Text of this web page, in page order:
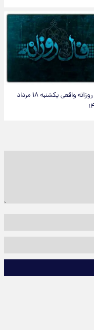
فال روزانه واقعی یکشنبه ۱۸ مرداد